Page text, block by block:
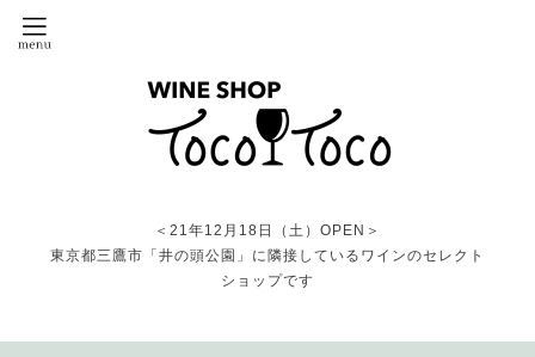
＜21年12月18日（土）OPEN＞
東京都三鷹市「井の頭公園」に隣接しているワインのセレクト
ショップです